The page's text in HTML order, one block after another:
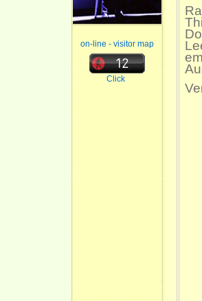
on-line - visitor map
Click